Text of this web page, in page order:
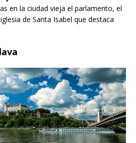
en la ciudad vieja el parlamento, el
de Santa Isabel que destaca